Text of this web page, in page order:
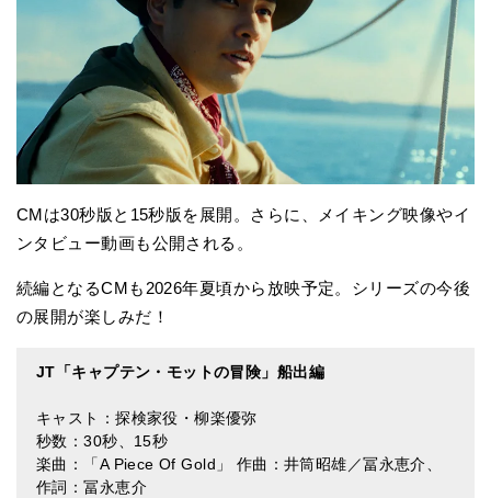
CMは30秒版と15秒版を展開。さらに、メイキング映像やイ
ンタビュー動画も公開される。
続編となるCMも2026年夏頃から放映予定。シリーズの今後
の展開が楽しみだ！
JT「キャプテン・モットの冒険」船出編
キャスト：探検家役・柳楽優弥
秒数：30秒、15秒
楽曲：「A Piece Of Gold」 作曲：井筒昭雄／冨永恵介、
作詞：冨永恵介